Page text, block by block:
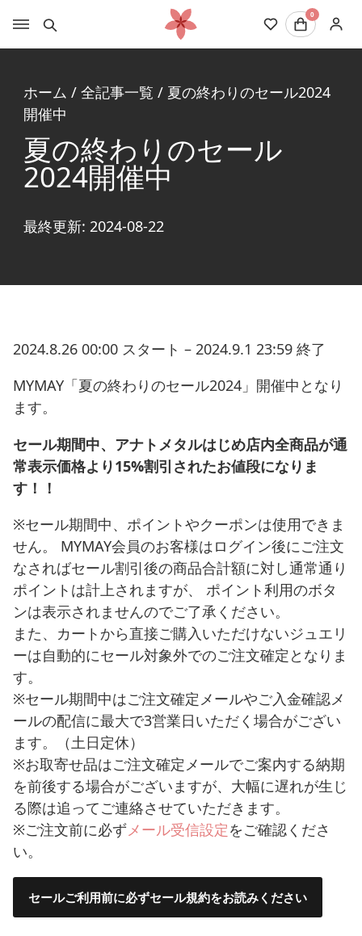
0
ホーム / 全記事一覧 / 夏の終わりのセール2024
開催中
夏の終わりのセール
2024開催中
最終更新: 2024-08-22
2024.8.26 00:00 スタート – 2024.9.1 23:59 終了
MYMAY「夏の終わりのセール2024」開催中となり
ます。
セール期間中、アナトメタルはじめ店内全商品が通
常表示価格より15%割引されたお値段になりま
す！！
※セール期間中、ポイントやクーポンは使用できま
せん。 MYMAY会員のお客様はログイン後にご注文
なさればセール割引後の商品合計額に対し通常通り
ポイントは計上されますが、 ポイント利用のボタ
ンは表示されませんのでご了承ください。
また、カートから直接ご購入いただけないジュエリ
ーは自動的にセール対象外でのご注文確定となりま
す。
※セール期間中はご注文確定メールやご入金確認メ
ールの配信に最大で3営業日いただく場合がござい
ます。（土日定休）
※お取寄せ品はご注文確定メールでご案内する納期
を前後する場合がございますが、大幅に遅れが生じ
る際は追ってご連絡させていただきます。
※ご注文前に必ずメール受信設定をご確認くださ
い。
セールご利用前に必ずセール規約をお読みください